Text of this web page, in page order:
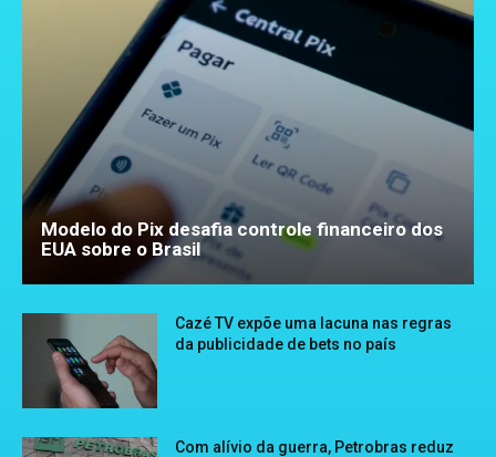
Modelo do Pix desafia controle financeiro dos
EUA sobre o Brasil
Cazé TV expõe uma lacuna nas regras
da publicidade de bets no país
Com alívio da guerra, Petrobras reduz